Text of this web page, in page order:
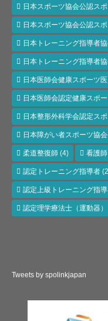
日本スポーツ協会公認ス
日本スポーツ協会公認ス
日本トレーニング指導者
日本トレーニング指導者
日本医師会健康スポーツ医
日本医師会認定健康スポ
日本整形外科学会認定ス
日本障がい者スポーツ協
柔道整復師 (4) 看護師
認定トレーニング指導者
認定上級トレーニング指
認定理学療法士（運動器）
Tweets by spolinkjapan